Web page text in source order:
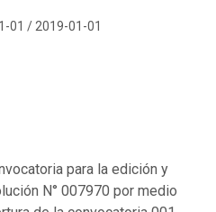
01 / 2019-01-01
para la edición y
N° 007970 por medio